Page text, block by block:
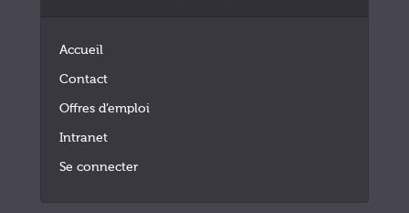
Accueil
Contact
Offres d’emploi
Intranet
Se connecter